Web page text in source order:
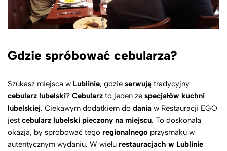
Gdzie spróbować cebularza?
Szukasz miejsca w Lublinie, gdzie serwują tradycyjny
cebularz lubelski? Cebularz to jeden ze specjałów kuchni
lubelskiej. Ciekawym dodatkiem do dania w Restauracji EGO
jest cebularz lubelski pieczony na miejscu. To doskonała
okazja, by spróbować tego regionalnego przysmaku w
autentycznym wydaniu. W wielu restauracjach w Lublinie